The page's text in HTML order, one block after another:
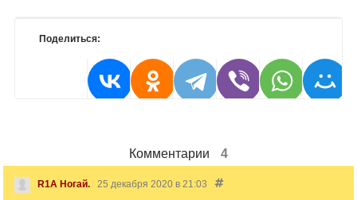
Поделиться:
Комментарии 4
R1A Ногай. 25 декабря 2020 в 21:03